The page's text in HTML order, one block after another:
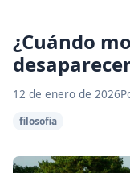
¿Cuándo
12 de enero de 2026
filosofia